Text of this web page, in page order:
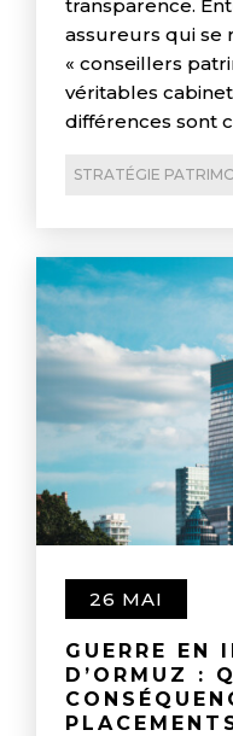
transparence.
assureurs qui se
« conseillers
véritables
différences sont
STRATÉGIE
26 MAI
GUERRE EN
D’ORMUZ :